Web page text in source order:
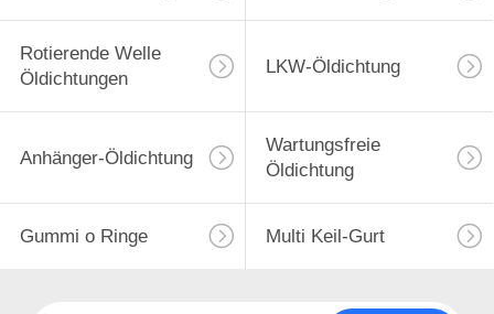
Rotierende Welle
Öldichtungen
LKW-Öldichtung
Anhänger-Öldichtung
Wartungsfreie
Öldichtung
Gummi o Ringe Multi Keil-Gurt